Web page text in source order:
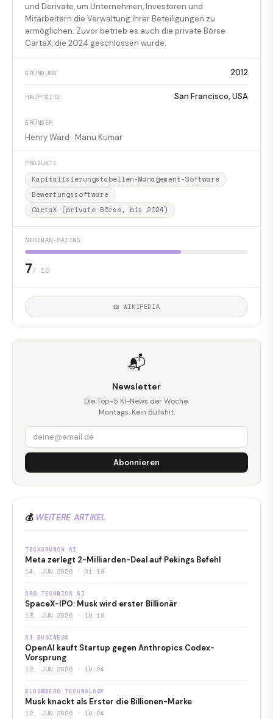
und Derivate, um Unternehmen, Investoren und
Mitarbeitern die Verwaltung ihrer Beteiligungen zu
ermöglichen. Zuvor betrieb es auch die private Börse
CartaX, die 2024 geschlossen wurde.
GRÜNDUNG 2012
HAUPTSITZ San Francisco, USA
GRÜNDER
Henry Ward · Manu Kumar
PRODUKTE
Kapitalisierungstabellen-Management-Software
Bewertungssoftware
CartaX (private Börse, bis 2024)
NERDMAN-RATING
7/ 10
📖 WIKIPEDIA
📬
Newsletter
Die Top-5 KI-News der Woche.
Montags. Kein Bullshit.
Abonnieren
💰 WEITERE ARTIKEL
TECHCRUNCH AI
Meta zerlegt 2-Milliarden-Deal auf Pekings Befehl
14. JUN 2026 · 01:18
ARS TECHNICA AI
SpaceX-IPO: Musk wird erster Billionär
13. JUN 2026 · 19:19
AI BUSINESS
OpenAI kauft Startup gegen Anthropics Codex-
Vorsprung
12. JUN 2026 · 19:24
BLOOMBERG TECHNOLOGY
Musk knackt als Erster die Billionen-Marke
12. JUN 2026 · 19:24